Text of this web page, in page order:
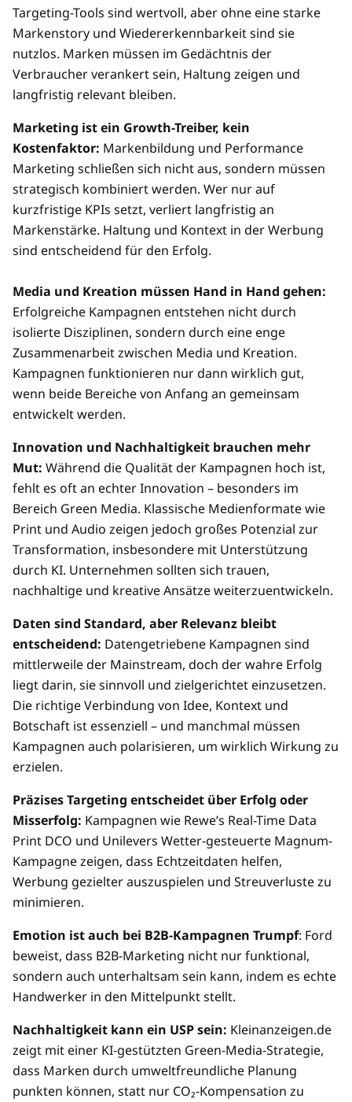
Targeting-Tools sind wertvoll, aber ohne eine starke
Markenstory und Wiedererkennbarkeit sind sie
nutzlos. Marken müssen im Gedächtnis der
Verbraucher verankert sein, Haltung zeigen und
langfristig relevant bleiben.
Marketing ist ein Growth-Treiber, kein
Kostenfaktor: Markenbildung und Performance
Marketing schließen sich nicht aus, sondern müssen
strategisch kombiniert werden. Wer nur auf
kurzfristige KPIs setzt, verliert langfristig an
Markenstärke. Haltung und Kontext in der Werbung
sind entscheidend für den Erfolg.
Media und Kreation müssen Hand in Hand gehen:
Erfolgreiche Kampagnen entstehen nicht durch
isolierte Disziplinen, sondern durch eine enge
Zusammenarbeit zwischen Media und Kreation.
Kampagnen funktionieren nur dann wirklich gut,
wenn beide Bereiche von Anfang an gemeinsam
entwickelt werden.
Innovation und Nachhaltigkeit brauchen mehr
Mut: Während die Qualität der Kampagnen hoch ist,
fehlt es oft an echter Innovation – besonders im
Bereich Green Media. Klassische Medienformate wie
Print und Audio zeigen jedoch großes Potenzial zur
Transformation, insbesondere mit Unterstützung
durch KI. Unternehmen sollten sich trauen,
nachhaltige und kreative Ansätze weiterzuentwickeln.
Daten sind Standard, aber Relevanz bleibt
entscheidend: Datengetriebene Kampagnen sind
mittlerweile der Mainstream, doch der wahre Erfolg
liegt darin, sie sinnvoll und zielgerichtet einzusetzen.
Die richtige Verbindung von Idee, Kontext und
Botschaft ist essenziell – und manchmal müssen
Kampagnen auch polarisieren, um wirklich Wirkung zu
erzielen.
Präzises Targeting entscheidet über Erfolg oder
Misserfolg: Kampagnen wie Rewe’s Real-Time Data
Print DCO und Unilevers Wetter-gesteuerte Magnum-
Kampagne zeigen, dass Echtzeitdaten helfen,
Werbung gezielter auszuspielen und Streuverluste zu
minimieren.
Emotion ist auch bei B2B-Kampagnen Trumpf: Ford
beweist, dass B2B-Marketing nicht nur funktional,
sondern auch unterhaltsam sein kann, indem es echte
Handwerker in den Mittelpunkt stellt.
Nachhaltigkeit kann ein USP sein: Kleinanzeigen.de
zeigt mit einer KI-gestützten Green-Media-Strategie,
dass Marken durch umweltfreundliche Planung
punkten können, statt nur CO₂-Kompensation zu